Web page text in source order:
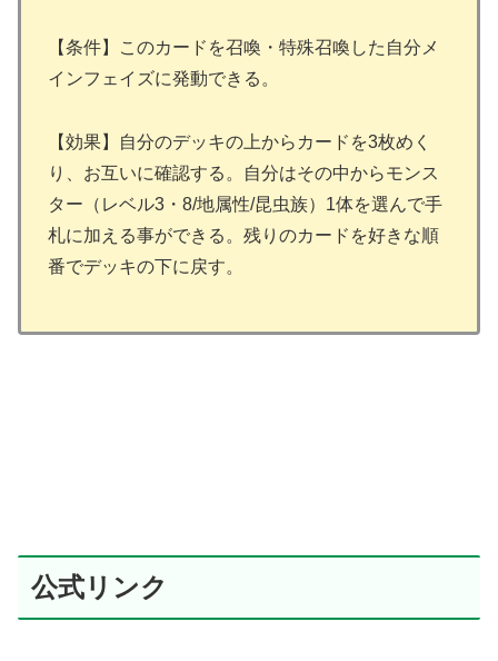
【条件】このカードを召喚・特殊召喚した自分メ
インフェイズに発動できる。
【効果】自分のデッキの上からカードを3枚めく
り、お互いに確認する。自分はその中からモンス
ター（レベル3・8/地属性/昆虫族）1体を選んで手
札に加える事ができる。残りのカードを好きな順
番でデッキの下に戻す。
公式リンク